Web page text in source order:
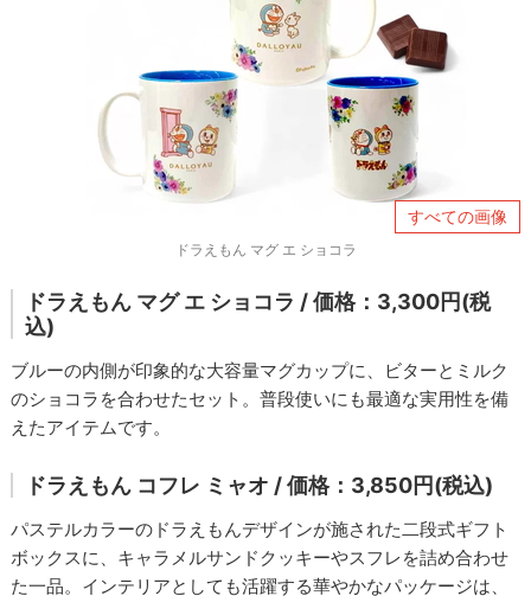
すべての画像
ドラえもん マグ エ ショコラ
ドラえもん マグ エ ショコラ / 価格：3,300円(税
込)
ブルーの内側が印象的な大容量マグカップに、ビターとミルク
のショコラを合わせたセット。普段使いにも最適な実用性を備
えたアイテムです。
ドラえもん コフレ ミャオ / 価格：3,850円(税込)
パステルカラーのドラえもんデザインが施された二段式ギフト
ボックスに、キャラメルサンドクッキーやスフレを詰め合わせ
た一品。インテリアとしても活躍する華やかなパッケージは、